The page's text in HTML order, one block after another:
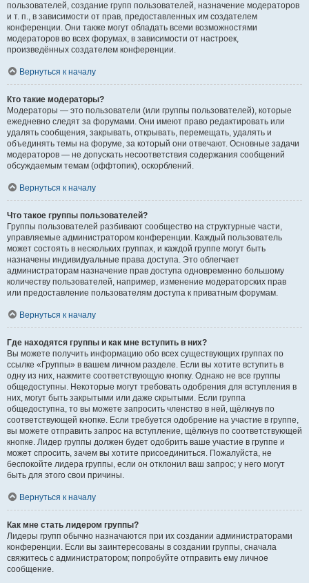
пользователей, создание групп пользователей, назначение модераторов
и т. п., в зависимости от прав, предоставленных им создателем
конференции. Они также могут обладать всеми возможностями
модераторов во всех форумах, в зависимости от настроек,
произведённых создателем конференции.
Вернуться к началу
Кто такие модераторы?
Модераторы — это пользователи (или группы пользователей), которые
ежедневно следят за форумами. Они имеют право редактировать или
удалять сообщения, закрывать, открывать, перемещать, удалять и
объединять темы на форуме, за который они отвечают. Основные задачи
модераторов — не допускать несоответствия содержания сообщений
обсуждаемым темам (оффтопик), оскорблений.
Вернуться к началу
Что такое группы пользователей?
Группы пользователей разбивают сообщество на структурные части,
управляемые администратором конференции. Каждый пользователь
может состоять в нескольких группах, и каждой группе могут быть
назначены индивидуальные права доступа. Это облегчает
администраторам назначение прав доступа одновременно большому
количеству пользователей, например, изменение модераторских прав
или предоставление пользователям доступа к приватным форумам.
Вернуться к началу
Где находятся группы и как мне вступить в них?
Вы можете получить информацию обо всех существующих группах по
ссылке «Группы» в вашем личном разделе. Если вы хотите вступить в
одну из них, нажмите соответствующую кнопку. Однако не все группы
общедоступны. Некоторые могут требовать одобрения для вступления в
них, могут быть закрытыми или даже скрытыми. Если группа
общедоступна, то вы можете запросить членство в ней, щёлкнув по
соответствующей кнопке. Если требуется одобрение на участие в группе,
вы можете отправить запрос на вступление, щёлкнув по соответствующей
кнопке. Лидер группы должен будет одобрить ваше участие в группе и
может спросить, зачем вы хотите присоединиться. Пожалуйста, не
беспокойте лидера группы, если он отклонил ваш запрос; у него могут
быть для этого свои причины.
Вернуться к началу
Как мне стать лидером группы?
Лидеры групп обычно назначаются при их создании администраторами
конференции. Если вы заинтересованы в создании группы, сначала
свяжитесь с администратором; попробуйте отправить ему личное
сообщение.